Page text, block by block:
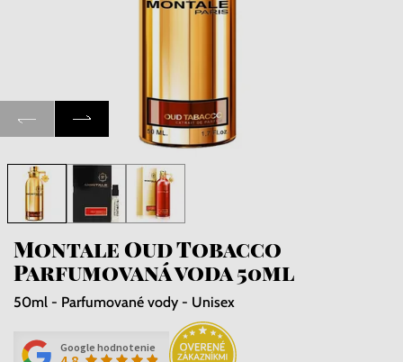
Montale Oud Tobacco
Parfumovaná voda 50ml
50ml - Parfumované vody - Unisex
Google hodnotenie